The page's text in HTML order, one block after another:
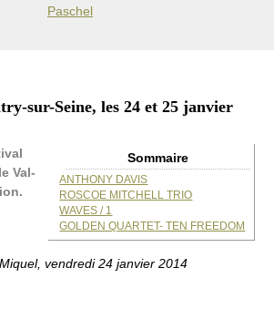
Paschel
sur-Seine, les 24 et 25 janvier
Sommaire
ANTHONY DAVIS
ROSCOE MITCHELL TRIO
WAVES / 1
GOLDEN QUARTET- TEN FREEDOM
Val-
vendredi 24 janvier 2014